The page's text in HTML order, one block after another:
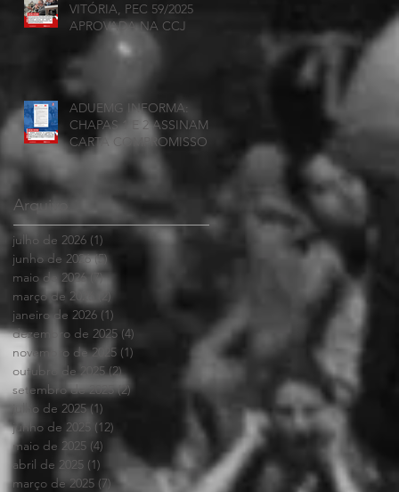
VITÓRIA, PEC 59/2025
APROVADA NA CCJ
ADUEMG INFORMA:
CHAPAS 1 E 2 ASSINAM
CARTA COMPROMISSO
Arquivo
julho de 2026 (1) 1 post
junho de 2026 (5)5 posts
maio de 2026
(7)7 posts
março de 2026
(2)
janeiro de 2026 (1)
dezembro de 2025 (4)
novembro de 2025 (1)
outubro de 2025 (2)2 posts
setembro de 2025 (2)2 posts
julho de 2025 (1)
junho de 2025
(12)
maio de 2025 (4) 4 posts
abril de 2025 (1) 1 post
março de 2025 (7)